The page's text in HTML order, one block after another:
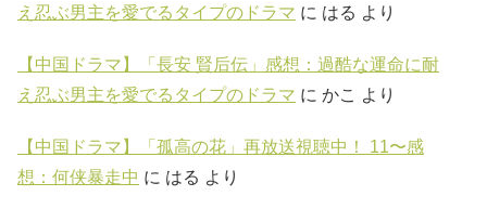
え忍ぶ男主を愛でるタイプのドラマ に はる より
【中国ドラマ】「長安 賢后伝」感想：過酷な運命に耐
え忍ぶ男主を愛でるタイプのドラマ に かこ より
【中国ドラマ】「孤高の花」再放送視聴中！ 11〜感
想：何侠暴走中 に はる より